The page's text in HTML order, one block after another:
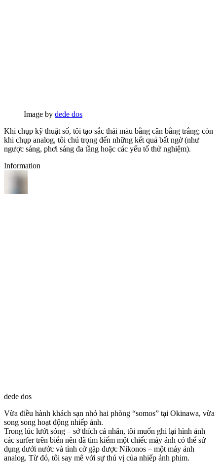
Image by dede dos
Khi chụp kỹ thuật số, tôi tạo sắc thái màu bằng cân bằng trắng; còn
khi chụp analog, tôi chú trọng đến những kết quả bất ngờ (như
ngược sáng, phơi sáng đa tầng hoặc các yếu tố thử nghiệm).
Information
dede dos
Vừa điều hành khách sạn nhỏ hai phòng “somos” tại Okinawa, vừa
song song hoạt động nhiếp ảnh.
Trong lúc lướt sóng – sở thích cá nhân, tôi muốn ghi lại hình ảnh
các surfer trên biển nên đã tìm kiếm một chiếc máy ảnh có thể sử
dụng dưới nước và tình cờ gặp được Nikonos – một máy ảnh
analog. Từ đó, tôi say mê với sự thú vị của nhiếp ảnh phim.